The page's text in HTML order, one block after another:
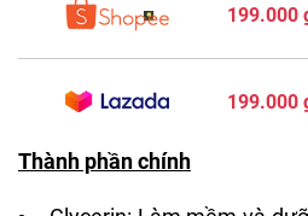
199.000
199.000
Thành phần chính